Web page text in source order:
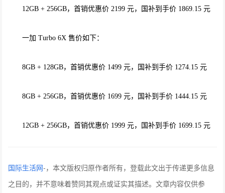
12GB + 256GB，首销优惠价 2199 元，国补到手价 1869.15 元
一加 Turbo 6X 售价如下：
8GB + 128GB，首销优惠价 1499 元，国补到手价 1274.15 元
8GB + 256GB，首销优惠价 1699 元，国补到手价 1444.15 元
12GB + 256GB，首销优惠价 1999 元，国补到手价 1699.15 元
国际生活网-，本文版权归原作者所有，登载此文出于传递更多信息
之目的，并不意味着赞同其观点或证实其描述。文章内容仅供参